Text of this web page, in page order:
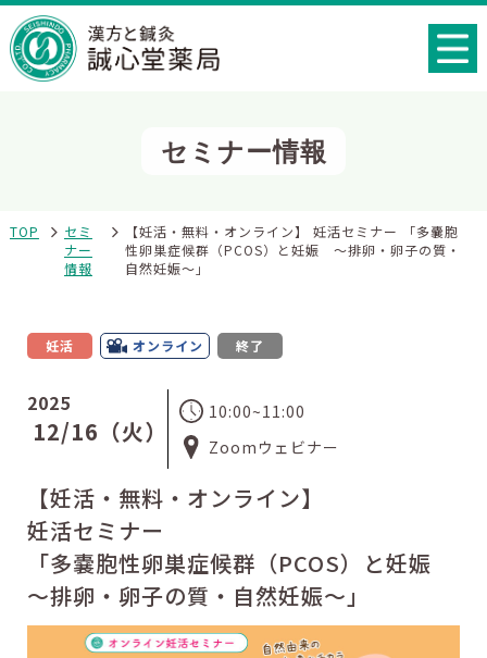
セミナー情報
TOP
セミ
ナー
情報
【妊活・無料・オンライン】 妊活セミナー 「多嚢胞
性卵巣症候群（PCOS）と妊娠 ～排卵・卵子の質・
自然妊娠～」
妊活 オンライン 終了
2025
12/16（火）
10:00~11:00
Zoomウェビナー
【妊活・無料・オンライン】
妊活セミナー
「多嚢胞性卵巣症候群（PCOS）と妊娠
～排卵・卵子の質・自然妊娠～」